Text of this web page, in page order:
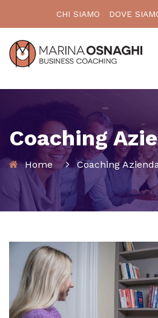
CHI SIAMO DOVE
Coaching
Home Coaching